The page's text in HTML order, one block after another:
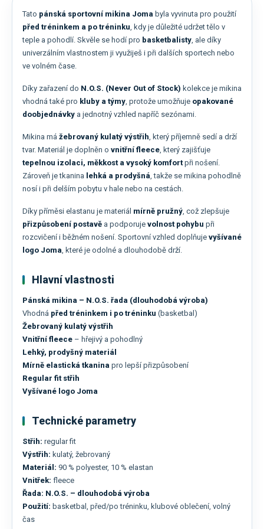
Tato pánská sportovní mikina Joma byla vyvinuta pro použití
před tréninkem a po tréninku, kdy je důležité udržet tělo v
teple a pohodlí. Skvěle se hodí pro basketbalisty, ale díky
univerzálním vlastnostem ji využiješ i při dalších sportech nebo
ve volném čase.
Díky zařazení do N.O.S. (Never Out of Stock) kolekce je mikina
vhodná také pro kluby a týmy, protože umožňuje opakované
doobjednávky a jednotný vzhled napříč sezónami.
Mikina má žebrovaný kulatý výstřih, který příjemně sedí a drží
tvar. Materiál je doplněn o vnitřní fleece, který zajišťuje
tepelnou izolaci, měkkost a vysoký komfortpři nošení.
Zároveň je tkanina lehká a prodyšná, takže se mikina pohodlně
nosí i při delším pobytu v hale nebo na cestách.
Díky příměsi elastanu je materiál mírně pružný, což zlepšuje
přizpůsobení postavě a podporuje volnost pohybu při
rozcvičení i běžném nošení. Sportovní vzhled doplňuje vyšívané
logo Joma, které je odolné a dlouhodobě drží.
Hlavní vlastnosti
Pánská mikina – N.O.S. řada (dlouhodobá výroba)
Vhodná před tréninkem i po tréninku (basketbal)
Žebrovaný kulatý výstřih
Vnitřní fleece – hřejivý a pohodlný
Lehký, prodyšný materiál
Mírně elastická tkanina pro lepší přizpůsobení
Regular fit střih
Vyšívané logo Joma
Technické parametry
Střih: regular fit
Výstřih: kulatý, žebrovaný
Materiál: 90 % polyester, 10 % elastan
Vnitřek: fleece
Řada: N.O.S. – dlouhodobá výroba
Použití: basketbal, před/po tréninku, klubové oblečení, volný
čas